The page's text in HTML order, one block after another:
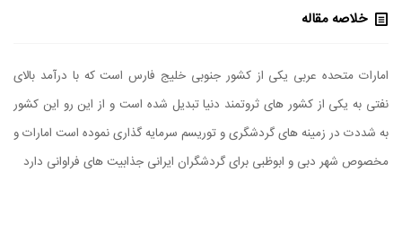
خلاصه مقاله
امارات متحده عربی یکی از کشور جنوبی خلیج فارس است که با درآمد بالای
نفتی به یکی از کشور های ثروتمند دنیا تبدیل شده است و از این رو این کشور
به شددت در زمینه های گردشگری و توریسم سرمایه گذاری نموده است امارات و
مخصوص شهر دبی و ابوظبی برای گردشگران ایرانی جذابیت های فراوانی دارد